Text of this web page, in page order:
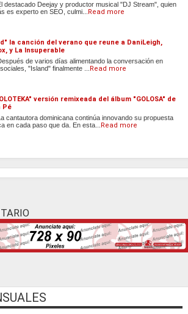
destacado Deejay y productor musical "DJ Stream", quien
es experto en SEO, culmi...
Read more
la canción del verano que reune a DaniLeigh,
y La Insuperable
de varios días alimentando la conversación en
"Island" finalmente ...
Read more
versión remixeada del álbum "GOLOSA" de
Pé
cantautora dominicana continúa innovando su propuesta
en cada paso que da. En esta...
Read more